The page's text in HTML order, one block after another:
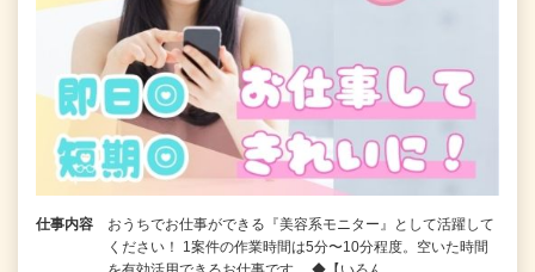
仕事内容
おうちでお仕事ができる『美容系モニター』として活躍して
ください！ 1案件の作業時間は5分〜10分程度。空いた時間